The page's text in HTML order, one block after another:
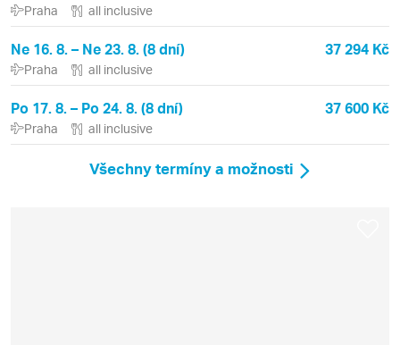
Praha all inclusive
Ne 16. 8. – Ne 23. 8. (8 dní) 37 294 Kč
Praha all inclusive
Po 17. 8. – Po 24. 8. (8 dní) 37 600 Kč
Praha all inclusive
Všechny termíny a možnosti